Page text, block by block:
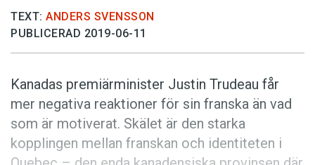
Krönikor
Språkfrågor
Bokrecensioner
Kviss
Podden
TEXT: ANDERS SVENSSON
PUBLICERAD 2019-06-11
Kanadas premiärminister Justin Trudeau får
mer negativa reaktioner för sin franska än vad
som är motiverat. Skälet är den starka
kopplingen mellan franskan och identiteten i